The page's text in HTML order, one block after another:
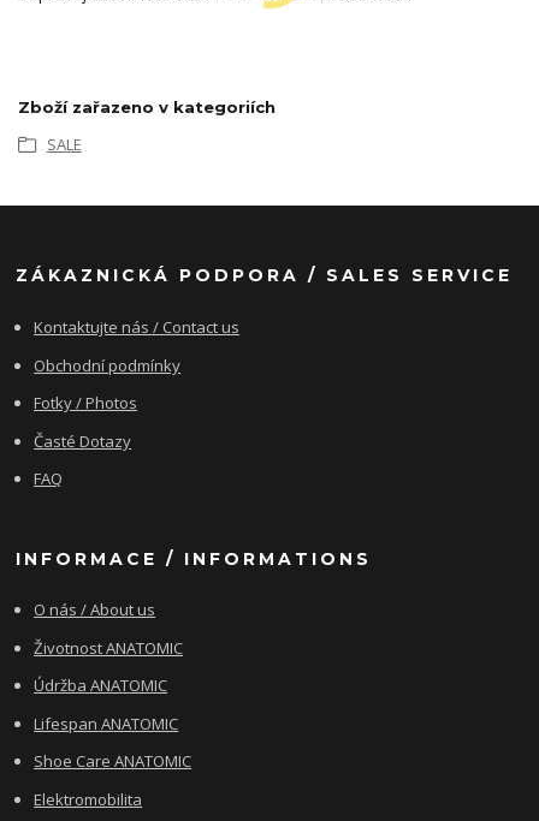
Zboží zařazeno v kategoriích
SALE
ZÁKAZNICKÁ PODPORA / SALES SERVICE
Kontaktujte nás / Contact us
Obchodní podmínky
Fotky / Photos
Časté Dotazy
FAQ
INFORMACE / INFORMATIONS
O nás / About us
Životnost ANATOMIC
Údržba ANATOMIC
Lifespan ANATOMIC
Shoe Care ANATOMIC
Elektromobilita